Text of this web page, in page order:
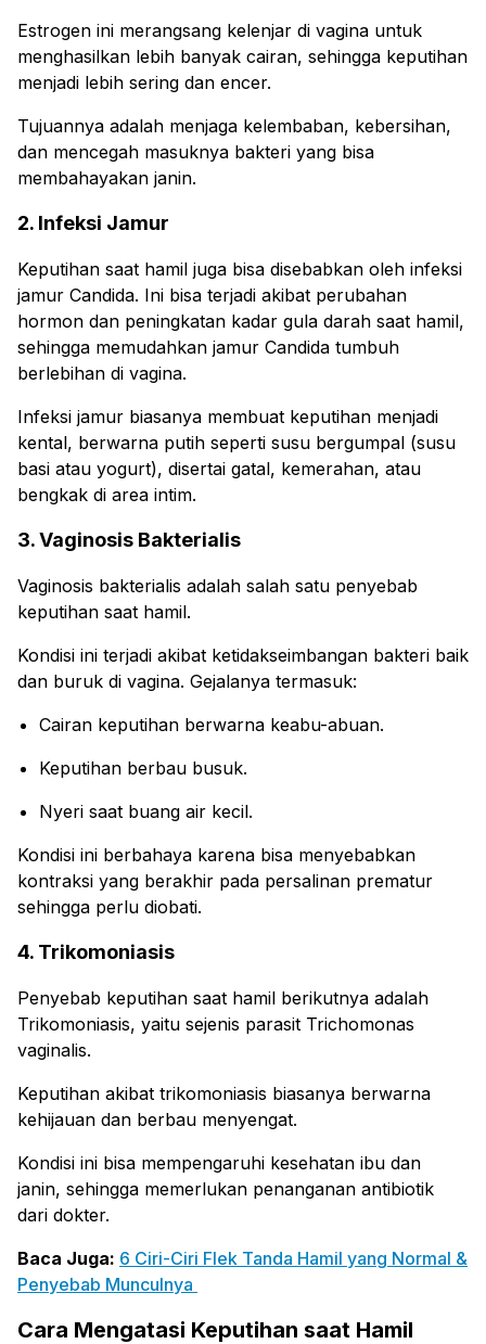
Estrogen ini merangsang kelenjar di vagina untuk
menghasilkan lebih banyak cairan, sehingga keputihan
menjadi lebih sering dan encer.
Tujuannya adalah menjaga kelembaban, kebersihan,
dan mencegah masuknya bakteri yang bisa
membahayakan janin.
2. Infeksi Jamur
Keputihan saat hamil juga bisa disebabkan oleh infeksi
jamur Candida. Ini bisa terjadi akibat perubahan
hormon dan peningkatan kadar gula darah saat hamil,
sehingga memudahkan jamur Candida tumbuh
berlebihan di vagina.
Infeksi jamur biasanya membuat keputihan menjadi
kental, berwarna putih seperti susu bergumpal (susu
basi atau yogurt), disertai gatal, kemerahan, atau
bengkak di area intim.
3. Vaginosis Bakterialis
Vaginosis bakterialis adalah salah satu penyebab
keputihan saat hamil.
Kondisi ini terjadi akibat ketidakseimbangan bakteri baik
dan buruk di vagina. Gejalanya termasuk:
Cairan keputihan berwarna keabu-abuan.
Keputihan berbau busuk.
Nyeri saat buang air kecil.
Kondisi ini berbahaya karena bisa menyebabkan
kontraksi yang berakhir pada persalinan prematur
sehingga perlu diobati.
4. Trikomoniasis
Penyebab keputihan saat hamil berikutnya adalah
Trikomoniasis, yaitu sejenis parasit Trichomonas
vaginalis.
Keputihan akibat trikomoniasis biasanya berwarna
kehijauan dan berbau menyengat.
Kondisi ini bisa mempengaruhi kesehatan ibu dan
janin, sehingga memerlukan penanganan antibiotik
dari dokter.
Baca Juga: 6 Ciri-Ciri Flek Tanda Hamil yang Normal &
Penyebab Munculnya
Cara Mengatasi Keputihan saat Hamil